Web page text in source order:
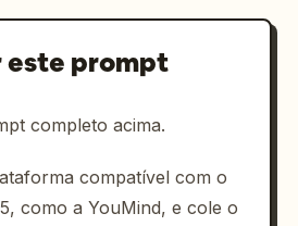
este prompt
completo acima.
compatível com o
como a YouMind, e cole o